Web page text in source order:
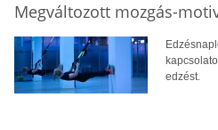
Megváltozott mozgás-
edzést.